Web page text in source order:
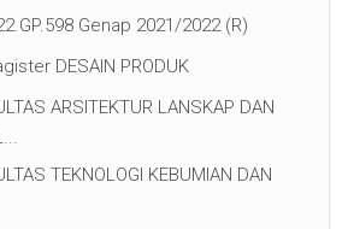
Genap 2021/2022 (R)
DESAIN PRODUK
ARSITEKTUR LANSKAP DAN
TEKNOLOGI KEBUMIAN DAN